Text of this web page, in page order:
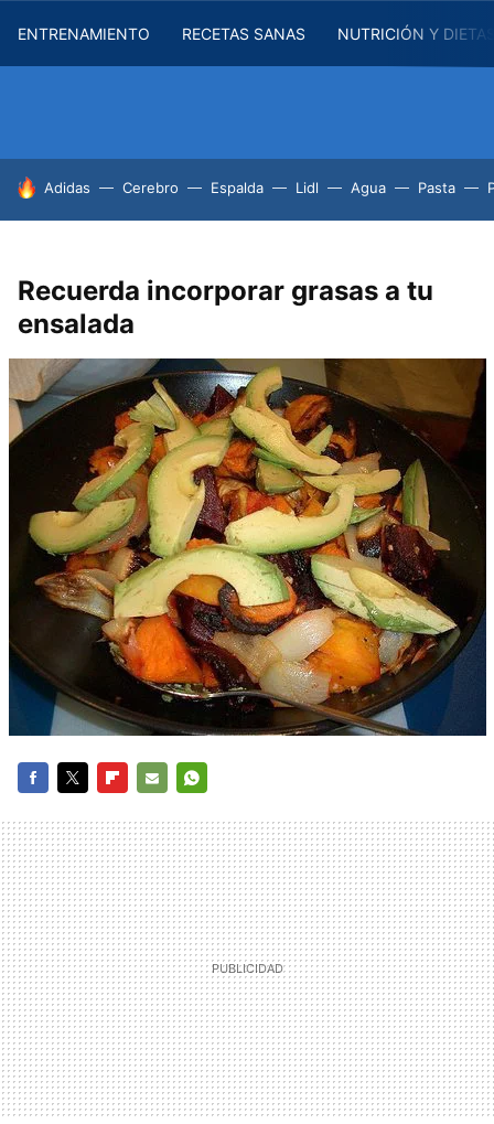
ENTRENAMIENTO RECETAS SANAS NUTRICIÓN Y
HOY SE HABLA DE
Adidas Cerebro Espalda Lidl Agua Pasta
Recuerda incorporar grasas a tu
ensalada
MAIL